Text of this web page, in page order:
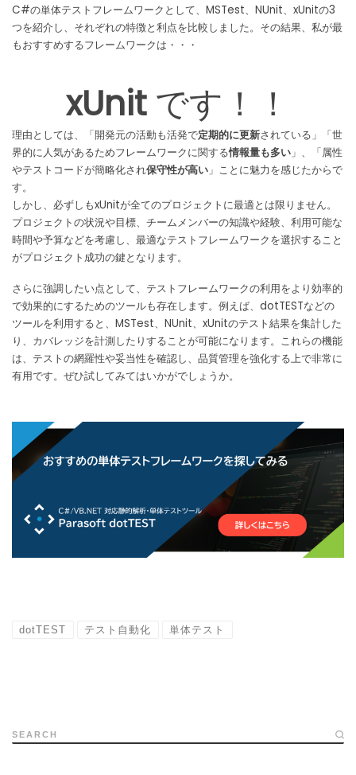
C#の単体テストフレームワークとして、MSTest、NUnit、xUnitの3
つを紹介し、それぞれの特徴と利点を比較しました。その結果、私が最
もおすすめするフレームワークは・・・
xUnitです！！
理由としては、「開発元の活動も活発で定期的に更新されている」「世
界的に人気があるためフレームワークに関する情報量も多い」、「属性
やテストコードが簡略化され保守性が高い」ことに魅力を感じたからで
す。
しかし、必ずしもxUnitが全てのプロジェクトに最適とは限りません。
プロジェクトの状況や目標、チームメンバーの知識や経験、利用可能な
時間や予算などを考慮し、最適なテストフレームワークを選択すること
がプロジェクト成功の鍵となります。
さらに強調したい点として、テストフレームワークの利用をより効率的
で効果的にするためのツールも存在します。例えば、dotTESTなどの
ツールを利用すると、MSTest、NUnit、xUnitのテスト結果を集計した
り、カバレッジを計測したりすることが可能になります。これらの機能
は、テストの網羅性や妥当性を確認し、品質管理を強化する上で非常に
有用です。ぜひ試してみてはいかがでしょうか。
dotTEST テスト自動化 単体テスト
SEARCH